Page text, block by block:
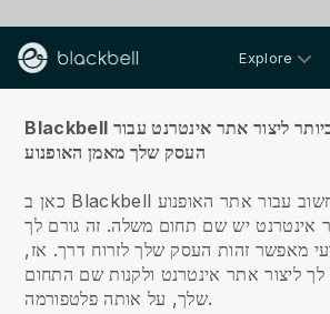
Explore
Blackbell היא הדרך הטובה ביותר ליצור אתר אינטרנט עבור
העסק שלך מאמן האופנוע
כאן ב Blackbell אנו יודעים כמה חשוב עבור אתר האופנוע
אינטרנט יש שם תחום משלה. זה גורם לך
מאפשר זהות העסק שלך לזרוח דרך. אז,
לך ליצור אתר אינטרנט ולקנות שם התחום
שלך, על אותה פלטפורמה.